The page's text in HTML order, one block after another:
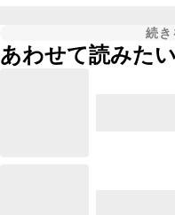
続き
あわせて読みたい